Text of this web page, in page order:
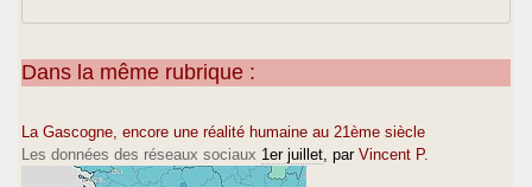
Dans la même rubrique :
La Gascogne, encore une réalité humaine au 21ème siècle
Les données des réseaux sociaux 1er juillet , par Vincent P.